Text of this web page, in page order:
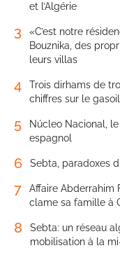
et l’Algérie
3
«C’est notre
Bouznika, des
leurs villas
4
Trois dirhams de
chiffres sur le gasoil
5
Núcleo Nacional,
espagnol
6 Sebta, paradoxes
7
Affaire Abderrahim
clame sa famille à
8
Sebta: un réseau
mobilisation à la